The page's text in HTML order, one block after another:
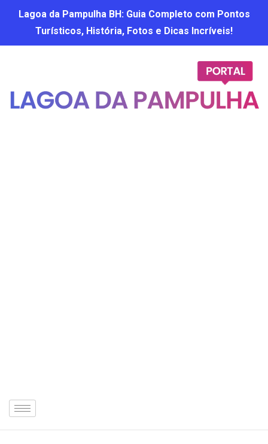
Lagoa da Pampulha BH: Guia Completo com Pontos
Turísticos, História, Fotos e Dicas Incríveis!